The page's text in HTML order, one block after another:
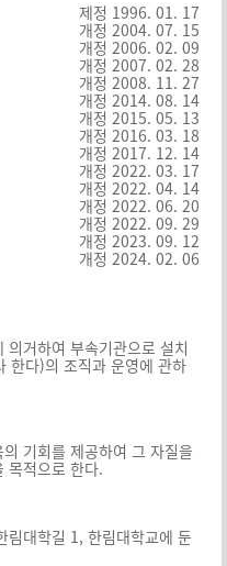
제정 1996. 01. 17
개정 2004. 07. 15
개정 2006. 02. 09
개정 2007. 02. 28
개정 2008. 11. 27
개정 2014. 08. 14
개정 2015. 05. 13
개정 2016. 03. 18
개정 2017. 12. 14
개정 2022. 03. 17
개정 2022. 04. 14
개정 2022. 06. 20
개정 2022. 09. 29
개정 2023. 09. 12
개정 2024. 02. 06
거하여 부속기관으로 설치
한다)의 조직과 운영에 관하
기회를 제공하여 그 자질을
목적으로 한다.
림대학길 1, 한림대학교에 둔